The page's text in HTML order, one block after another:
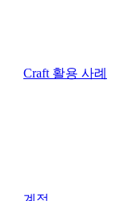
Craft 활용 사례